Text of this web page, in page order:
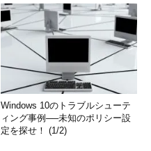
Windows 10のトラブルシューテ
ィング事例──未知のポリシー設
定を探せ！ (1/2)